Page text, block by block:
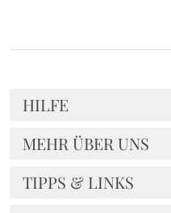
HILFE
MEHR ÜBER UNS
TIPPS & LINKS